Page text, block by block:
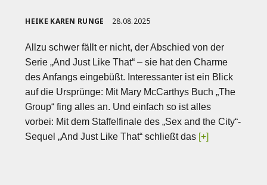
HEIKE KAREN RUNGE 28.08.2025
Allzu schwer fällt er nicht, der Abschied von der
Serie „And Just Like That“ – sie hat den Charme
des Anfangs eingebüßt. Interessanter ist ein Blick
auf die Ursprünge: Mit Mary McCarthys Buch „The
Group“ fing alles an. Und einfach so ist alles
vorbei: Mit dem Staffelfinale des „Sex and the City“-
Sequel „And Just Like That“ schließt das [+]